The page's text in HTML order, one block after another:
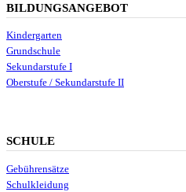
BILDUNGSANGEBOT
Kindergarten
Grundschule
Sekundarstufe I
Oberstufe / Sekundarstufe II
SCHULE
Gebührensätze
Schulkleidung